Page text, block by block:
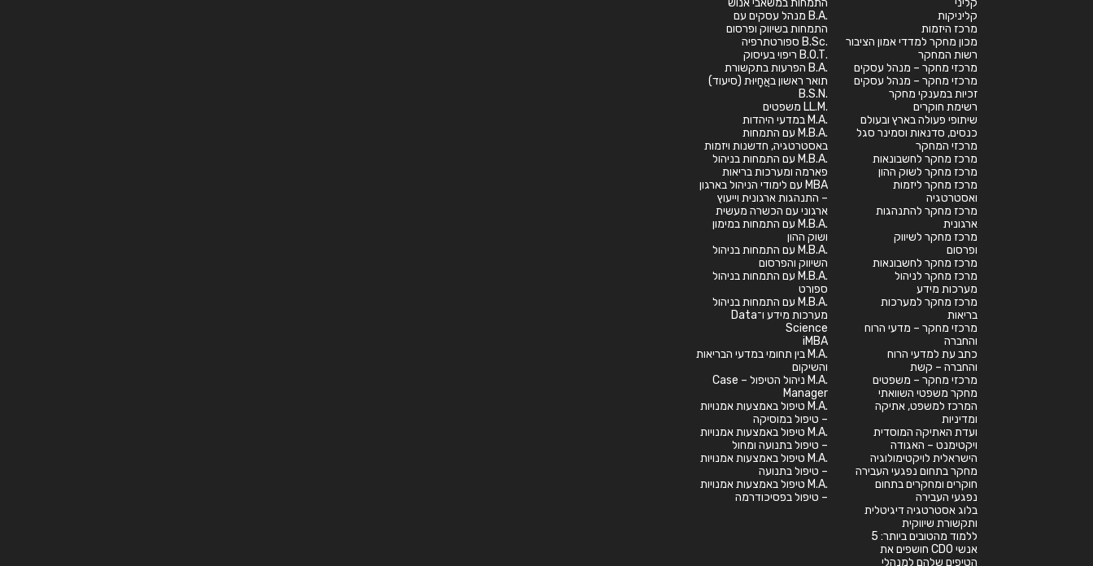
קליני
קליניקות
מרכז היזמות
מכון מחקר למדדי אמון הציבור
רשות המחקר
מרכזי מחקר – מנהל עסקים
מרכזי מחקר – מנהל עסקים
זכיות במענקי מחקר
רשימת חוקרים
שיתופי פעולה בארץ ובעולם
כנסים, סדנאות וסמינר סגל
מרכזי המחקר
מרכז מחקר לחשבונאות
מרכז מחקר לשוק ההון
מרכז מחקר ליזמות
ואסטרטגיה
מרכז מחקר להתנהגות
ארגונית
מרכז מחקר לשיווק
ופרסום
מרכז מחקר לחשבונאות
מרכז מחקר לניהול
מערכות מידע
מרכז מחקר למערכות
בריאות
מרכזי מחקר – מדעי הרוח
והחברה
כתב עת למדעי הרוח
והחברה – קשת
מרכזי מחקר – משפטים
מחקר משפטי השוואתי
המרכז למשפט, אתיקה
ומדיניות
ועדת האתיקה המוסדית
ויקטימנט – האגודה
הישראלית לויקטימולוגיה
מחקר בתחום נפגעי העבירה
חוקרים ומחקרים בתחום
נפגעי העבירה
בלוג אסטרטגיה דיגיטלית
ותקשורת שיווקית
ללמוד מהטובים ביותר: 5
אנשי CDO חושפים את
הטיפים שלהם למנהלי
התמחות במשאבי אנוש
.B.A מנהל עסקים עם
התמחות בשיווק ופרסום
.B.Sc ספורטתרפיה
.B.O.T ריפוי בעיסוק
.B.A הפרעות בתקשורת
תואר ראשון באֲחָיוּת (סיעוד)
.B.S.N
.LL.M משפטים
.M.A במדעי היהדות
.M.B.A עם התמחות
באסטרטגיה, חדשנות ויזמות
.M.B.A עם התמחות בניהול
פארמה ומערכות בריאות
MBA עם לימודי הניהול בארגון
– התנהגות ארגונית וייעוץ
ארגוני עם הכשרה מעשית
.M.B.A עם התמחות במימון
ושוק ההון
.M.B.A עם התמחות בניהול
השיווק והפרסום
.M.B.A עם התמחות בניהול
ספורט
.M.B.A עם התמחות בניהול
מערכות מידע ו־Data
Science
iMBA
.M.A בין תחומי במדעי הבריאות
והשיקום
.M.A ניהול הטיפול – Case
Manager
.M.A טיפול באמצעות אמנויות
– טיפול במוסיקה
.M.A טיפול באמצעות אמנויות
– טיפול בתנועה ומחול
.M.A טיפול באמצעות אמנויות
– טיפול בתנועה
.M.A טיפול באמצעות אמנויות
– טיפול בפסיכודרמה